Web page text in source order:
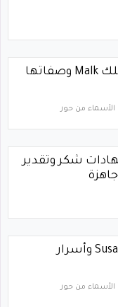
اعرف ما معنى اسم ملك Malk وصفاتها
من حور
شكر وتقدير
معنى اسم سوسن Susan وأسرار
من حور